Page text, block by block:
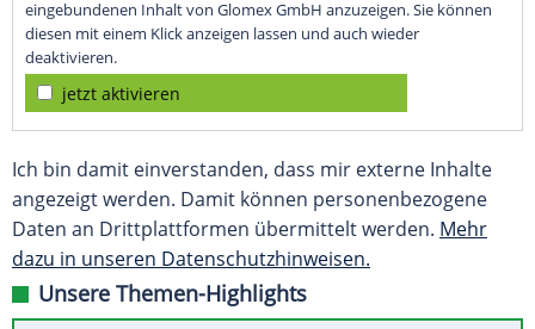
eingebundenen Inhalt von Glomex GmbH anzuzeigen. Sie können
diesen mit einem Klick anzeigen lassen und auch wieder
deaktivieren.
jetzt aktivieren
Ich bin damit einverstanden, dass mir externe Inhalte
angezeigt werden. Damit können personenbezogene
Daten an Drittplattformen übermittelt werden. Mehr
dazu in unseren Datenschutzhinweisen.
Unsere Themen-Highlights